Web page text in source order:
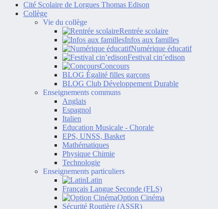
Cité Scolaire de Lorgues Thomas Edison
Collège
Vie du collège
Rentrée scolaire
Infos aux familles
Numérique éducatif
Festival cin’edison
Concours
BLOG Égalité filles garçons
BLOG Club Développement Durable
Enseignements communs
Anglais
Espagnol
Italien
Education Musicale - Chorale
EPS, UNSS, Basket
Mathématiques
Physique Chimie
Technologie
Enseignements particuliers
Latin
Français Langue Seconde (FLS)
Option Cinéma
Sécurité Routière (ASSR)